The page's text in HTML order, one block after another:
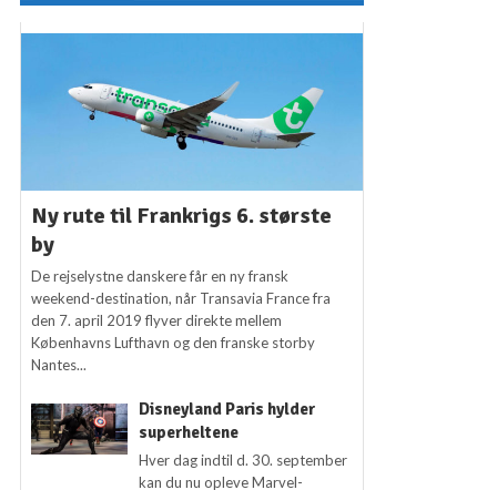
Ny rute til Frankrigs 6. største
by
De rejselystne danskere får en ny fransk
weekend-destination, når Transavia France fra
den 7. april 2019 flyver direkte mellem
Københavns Lufthavn og den franske storby
Nantes...
Disneyland Paris hylder
superheltene
Hver dag indtil d. 30. september
kan du nu opleve Marvel-